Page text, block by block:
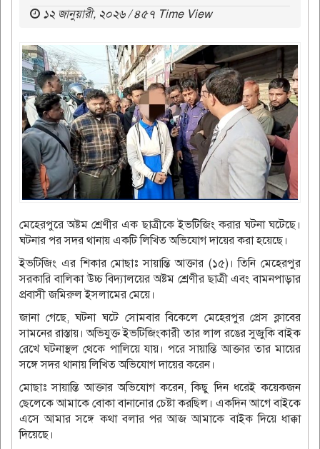
১২ জানুয়ারী, ২০২৬ / ৪৫৭ Time View
মেহেরপুরে অষ্টম শ্রেণীর এক ছাত্রীকে ইভটিজিং করার ঘটনা ঘটেছে।
ঘটনার পর সদর থানায় একটি লিখিত অভিযোগ দায়ের করা হয়েছে।
ইভটিজিং এর শিকার মোছাঃ সায়ান্তি আক্তার (১৫)। তিনি মেহেরপুর
সরকারি বালিকা উচ্চ বিদ্যালয়ের অষ্টম শ্রেণীর ছাত্রী এবং বামনপাড়ার
প্রবাসী জমিরুল ইসলামের মেয়ে।
জানা গেছে, ঘটনা ঘটে সোমবার বিকেলে মেহেরপুর প্রেস ক্লাবের
সামনের রাস্তায়। অভিযুক্ত ইভটিজিংকারী তার লাল রঙের সুজুকি বাইক
রেখে ঘটনাস্থল থেকে পালিয়ে যায়। পরে সায়ান্তি আক্তার তার মায়ের
সঙ্গে সদর থানায় লিখিত অভিযোগ দায়ের করেন।
মোছাঃ সায়ান্তি আক্তার অভিযোগ করেন, কিছু দিন ধরেই কয়েকজন
ছেলেকে আমাকে বোকা বানানোর চেষ্টা করছিল। একদিন আগে বাইকে
এসে আমার সঙ্গে কথা বলার পর আজ আমাকে বাইক দিয়ে ধাক্কা
দিয়েছে।